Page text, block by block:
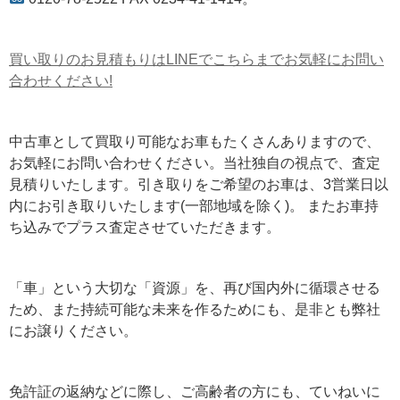
買い取りのお見積もりはLINEでこちらまでお気軽にお問い
合わせください!
中古車として買取り可能なお車もたくさんありますので、
お気軽にお問い合わせください。当社独自の視点で、査定
見積りいたします。引き取りをご希望のお車は、3営業日以
内にお引き取りいたします(一部地域を除く)。 またお車持
ち込みでプラス査定させていただきます。
「車」という大切な「資源」を、再び国内外に循環させる
ため、また持続可能な未来を作るためにも、是非とも弊社
にお譲りください。
免許証の返納などに際し、ご高齢者の方にも、ていねいに